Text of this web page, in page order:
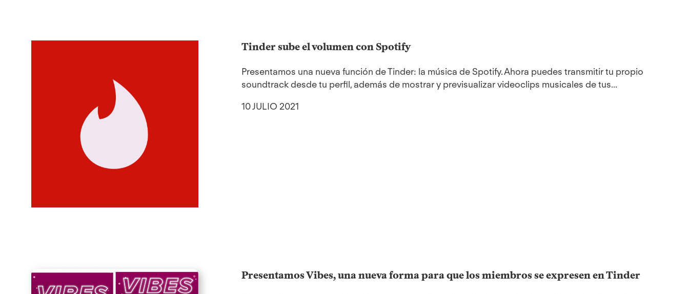
Tinder sube el volumen con Spotify
Presentamos una nueva función de Tinder: la música de Spotify. Ahora puedes transmitir tu propio
soundtrack desde tu perfil, además de mostrar y previsualizar videoclips musicales de tus...
10 JULIO 2021
Presentamos Vibes, una nueva forma para que los miembros se expresen en Tinder